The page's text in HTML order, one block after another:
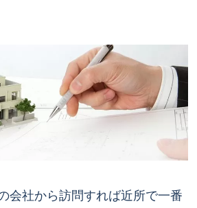
会社から訪問すれば近所で一番